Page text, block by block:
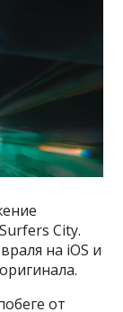
City.
на iOS и
от